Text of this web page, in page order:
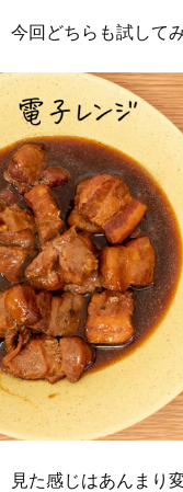
今回どちらも試して
見た感じはあんまり